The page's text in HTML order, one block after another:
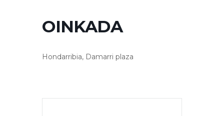
OINKADA
Hondarribia, Damarri plaza